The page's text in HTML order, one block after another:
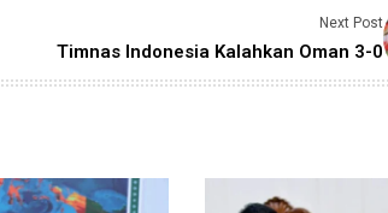
Next Post
Timnas Indonesia Kalahkan Oman 3-0